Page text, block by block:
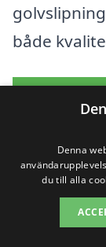
både
Sök
Denna
du till alla